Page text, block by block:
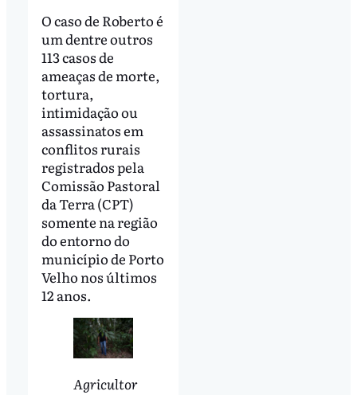
O caso de Roberto é
um dentre outros
113 casos de
ameaças de morte,
tortura,
intimidação ou
assassinatos em
conflitos rurais
registrados pela
Comissão Pastoral
da Terra (CPT)
somente na região
do entorno do
município de Porto
Velho nos últimos
12 anos.
Agricultor